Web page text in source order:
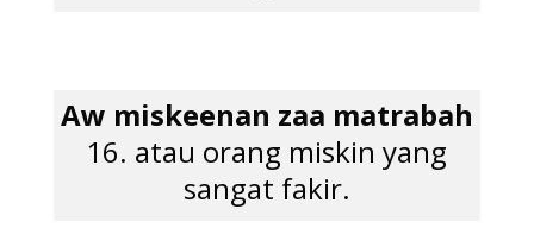
Aw miskeenan zaa matrabah
16. atau orang miskin yang
sangat fakir.